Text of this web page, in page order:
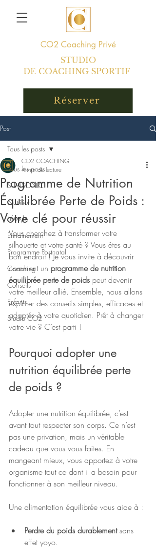
CO2 Coaching Privé
STUDIO
DE COACHING SPORTIF
Réserver
Post
Tous les posts
SLIMSONIC
Nutrition
Lifestyle
Entraînement
Programme Postnatal
Coaching
Conseils
Enfants
Studio CO2
Tous les posts
Programme de Nutrition
Équilibrée Perte de Poids :
Votre clé pour réussir
CO2 COACHING
4 min de lecture
Vous cherchez à transformer votre
silhouette et votre santé ? Vous êtes au
bon endroit ! Je vous invite à découvrir
comment un programme de nutrition
équilibrée perte de poids peut devenir
votre meilleur allié. Ensemble, nous allons
explorer des conseils simples, efficaces et
adaptés à votre quotidien. Prêt à changer
votre vie ? C’est parti !
Pourquoi adopter une
nutrition équilibrée perte
de poids ?
Adopter une nutrition équilibrée, c’est
avant tout respecter son corps. Ce n’est
pas une privation, mais un véritable
cadeau que vous vous faites. En
mangeant mieux, vous apportez à votre
organisme tout ce dont il a besoin pour
fonctionner à son meilleur niveau.
Une alimentation équilibrée vous aide à :
Perdre du poids durablement sans
effet yoyo.